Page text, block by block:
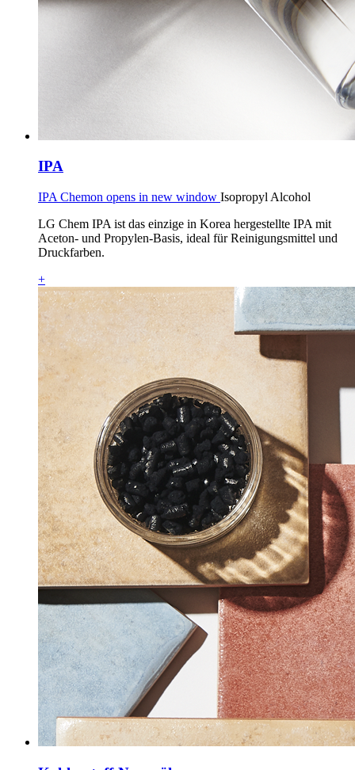
IPA
IPA Chemon opens in new window Isopropyl Alcohol
LG Chem IPA ist das einzige in Korea hergestellte IPA mit
Aceton- und Propylen-Basis, ideal für Reinigungsmittel und
Druckfarben.
+